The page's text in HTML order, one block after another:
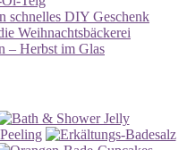
schnelles DIY Geschenk
Weihnachtsbäckerei
– Herbst im Glas